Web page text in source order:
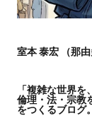
室本 泰宏 （那
「複雑な世界を
倫理・法・宗教
をつくるブログ